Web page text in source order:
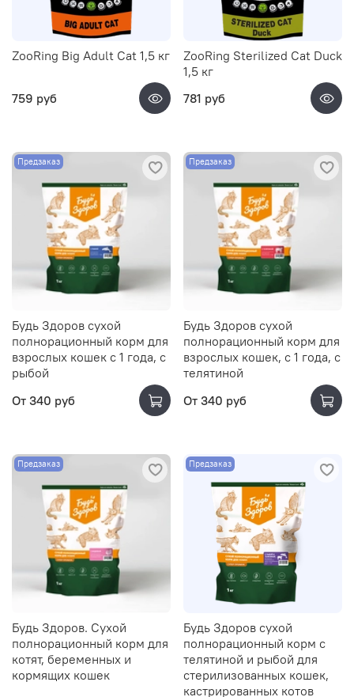
ZooRing Big Adult Cat 1,5 кг
759 руб
ZooRing Sterilized Cat Duck
1,5 кг
781 руб
Предзаказ
Будь Здоров сухой
полнорационный корм для
взрослых кошек с 1 года, с
рыбой
От 340 руб
Предзаказ
Будь Здоров сухой
полнорационный корм для
взрослых кошек, с 1 года, с
телятиной
От 340 руб
Предзаказ
Будь Здоров. Сухой
полнорационный корм для
котят, беременных и
кормящих кошек
Предзаказ
Будь Здоров сухой
полнорационный корм с
телятиной и рыбой для
стерилизованных кошек,
кастрированных котов